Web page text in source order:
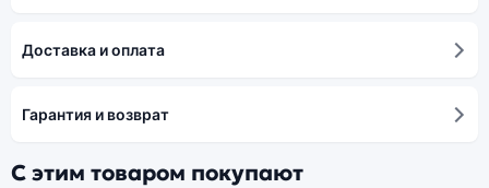
Доставка и оплата
Гарантия и возврат
С этим товаром покупают